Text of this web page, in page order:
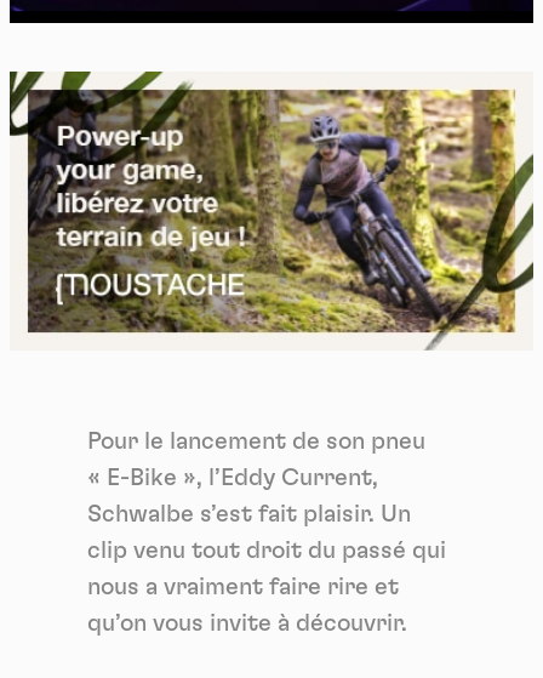
Pour le lancement de son pneu
« E-Bike », l’Eddy Current,
Schwalbe s’est fait plaisir. Un
clip venu tout droit du passé qui
nous a vraiment faire rire et
qu’on vous invite à découvrir.